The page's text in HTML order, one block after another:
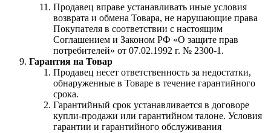
Продавец вправе устанавливать иные условия
возврата и обмена Товара, не нарушающие права
Покупателя в соответствии с настоящим
Соглашением и Законом РФ «О защите прав
потребителей» от 07.02.1992 г. № 2300-1.
Гарантия на Товар
Продавец несет ответственность за недостатки,
обнаруженные в Товаре в течение гарантийного
срока.
Гарантийный срок устанавливается в договоре
купли-продажи или гарантийном талоне. Условия
гарантии и гарантийного обслуживания